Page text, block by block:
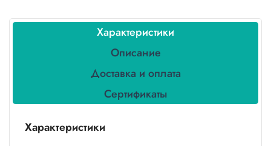
Подарочная
Характеристики
Описание
Доставка и оплата
Сертификаты
Характеристики